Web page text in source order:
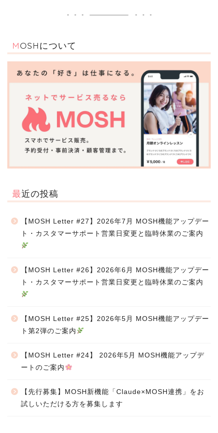
MOSHについて
最近の投稿
【MOSH Letter #27】2026年7月 MOSH機能アップデー
ト・カスタマーサポート営業日変更と臨時休業のご案内
【MOSH Letter #26】2026年6月 MOSH機能アップデー
ト・カスタマーサポート営業日変更と臨時休業のご案内
【MOSH Letter #25】2026年5月 MOSH機能アップデー
ト第2弾のご案内
【MOSH Letter #24】 2026年5月 MOSH機能アップデ
ートのご案内
【先行募集】MOSH新機能「Claude×MOSH連携」をお
試しいただける方を募集します